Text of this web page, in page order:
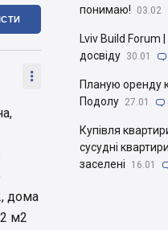

дома
м2
понимаю!
03.02
Lviv Build Forum
досвіду 30.01 
Планую оренду
Подолу 27.01 
Купівля
сусудні
заселені
16.01